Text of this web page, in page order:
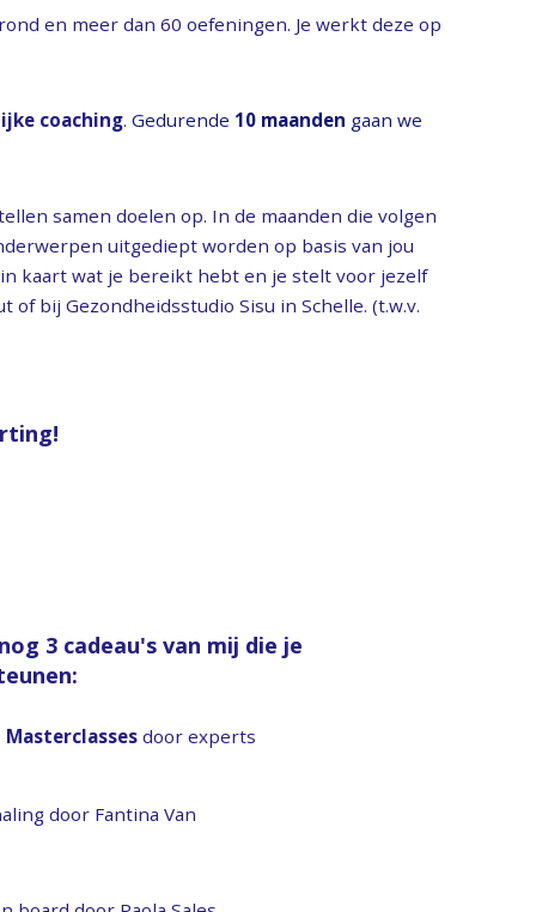
en meer dan 60 oefeningen. Je werkt deze op
coaching. Gedurende 10 maanden gaan we
samen doelen op. In de maanden die volgen
uitgediept worden op basis van jou
kaart wat je bereikt hebt en je stelt voor jezelf
bij Gezondheidsstudio Sisu in Schelle. (t.w.v.
3 cadeau's van mij die je
Masterclasses door experts
door Fantina Van